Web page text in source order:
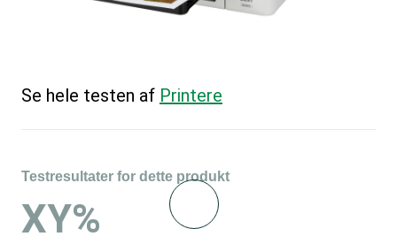
Se hele testen af Printere
Testresultater for dette produkt
XY%